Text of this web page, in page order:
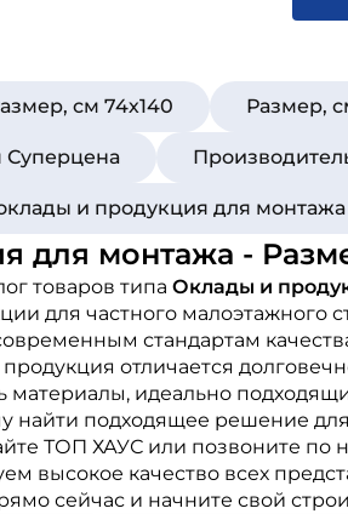
см 74х140 Размер,
Суперцена
и продукция для
для монтажа -
товаров типа Оклады и
для частного малоэтажного
стандартам
отличается
идеально
найти подходящее решение
ТОП ХАУС или позвоните по
высокое качество всех
сейчас и начните свой